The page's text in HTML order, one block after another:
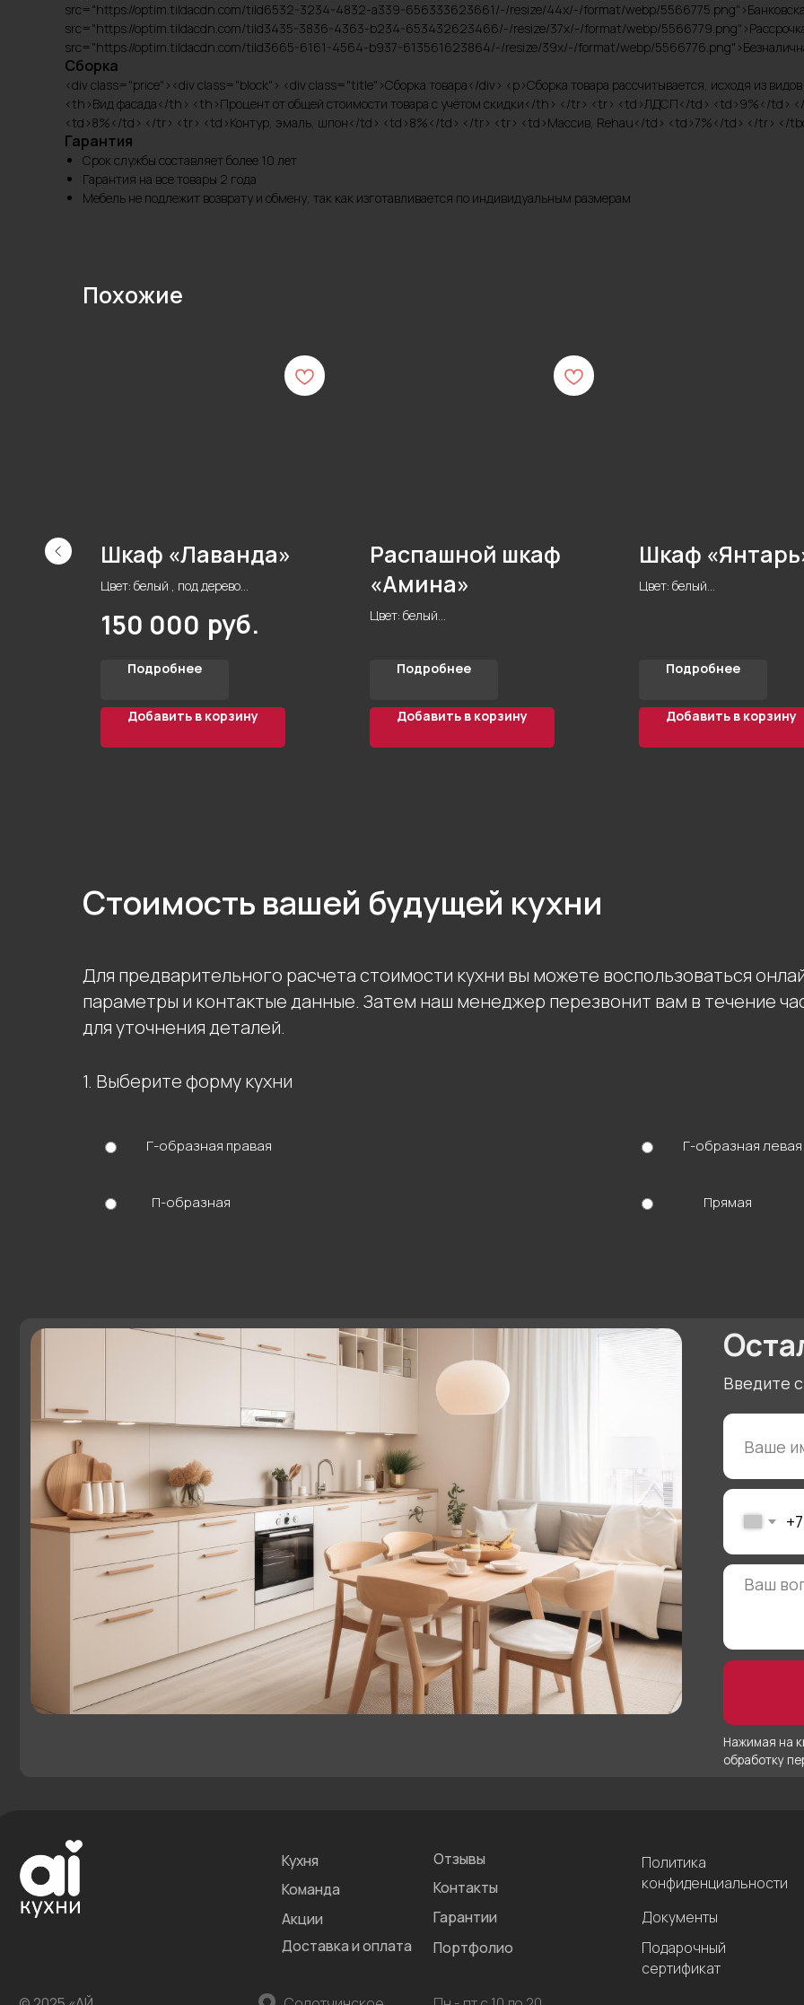
src="https://optim.tildacdn.com/tild6532-3234-4832-a339-656333623661/-/resize/44x/-/format/webp/
src="https://optim.tildacdn.com/tild3435-3836-4363-b234-653432623466/-/resize/37x/-/format/webp/
src="https://optim.tildacdn.com/tild3665-6161-4564-b937-613561623864/-/resize/39x/-/format/webp/
Сборка
<div class="price"><div class="block"> <div class="title">Сборка товара</div> <p>Сборка товара рассчитывается, исходя из
<th>Вид фасада</th> <th>Процент от общей стоимости товара с учётом скидки</th> </tr> <tr> <td>ЛДСП</td> <td>9%</td>
<td>8%</td> </tr> <tr> <td>Контур, эмаль, шпон</td> <td>8%</td> </tr> <tr> <td>Массив, Rehau</td> <td>7%</td> </tr> </
Гарантия
Срок службы составляет более 10 лет
Гарантия на все товары 2 года
Мебель не подлежит возврату и обмену, так как изготавливается по индивидуальным размерам
Похожие
Шкаф «Лаванда»
Цвет: белый , под дерево
Материал корпуса: ЛДСП Egger 16 мм
Кол-во дверей: 2
Стиль: модерн
Комната: гостиная
150 000 руб.
Подробнее
Добавить в корзину
Распашной шкаф
«Амина»
Цвет: белый
Кол-во дверей: 3
Фурнитура: Blum
Комната: спальня
Подробнее
Добавить в корзину
Шкаф
Цвет: белый
Стиль: модерн
Фурнитура: Blum
Подробнее
Добавить в корзину
Стоимость вашей будущей кухни
Для предварительного расчета стоимости кухни вы можете воспользоваться
параметры и контактые данные. Затем наш менеджер перезвонит вам в течение
для уточнения деталей.
1. Выберите форму кухни
Г-образная правая Г-образная левая
П-образная Прямая
Нажимая на кнопку
обработку персональных
Политика
конфиденциальности
Солотчинское
шоссе, 2
Кухня
Другие комнаты
Доставка и оплата
Команда
Отзывы
Контакты
Пн - пт с 10 до 20
Сб - вс с 10 до 19
Документы
Гарантии
Акции
Портфолио
Подарочный
сертификат